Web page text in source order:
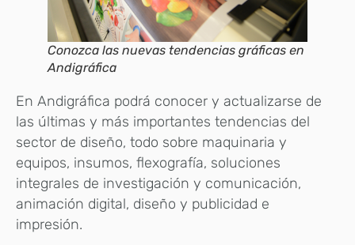
Conozca las nuevas tendencias gráficas en
Andigráfica
En Andigráfica podrá conocer y actualizarse de
las últimas y más importantes tendencias del
sector de diseño, todo sobre maquinaria y
equipos, insumos, flexografía, soluciones
integrales de investigación y comunicación,
animación digital, diseño y publicidad e
impresión.